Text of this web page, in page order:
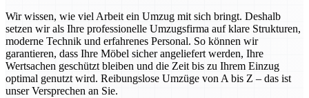
Wir wissen, wie viel Arbeit ein Umzug mit sich bringt. Deshalb
setzen wir als Ihre professionelle Umzugsfirma auf klare Strukturen,
moderne Technik und erfahrenes Personal. So können wir
garantieren, dass Ihre Möbel sicher angeliefert werden, Ihre
Wertsachen geschützt bleiben und die Zeit bis zu Ihrem Einzug
optimal genutzt wird. Reibungslose Umzüge von A bis Z – das ist
unser Versprechen an Sie.